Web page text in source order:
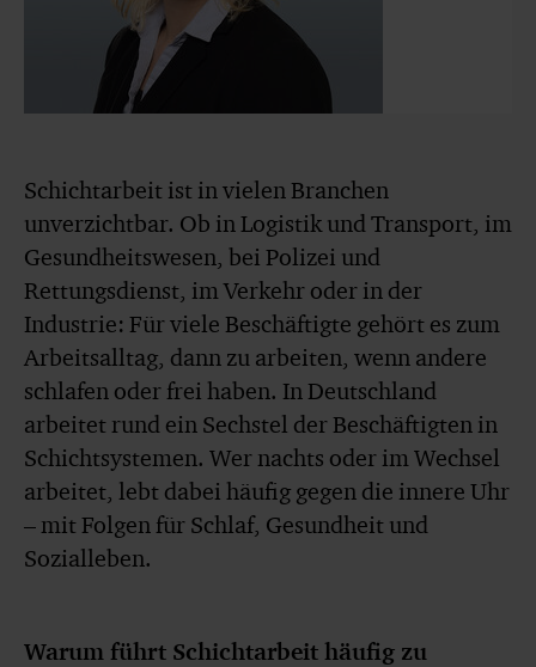
Schichtarbeit ist in vielen Branchen
unverzichtbar. Ob in Logistik und Transport, im
Gesundheitswesen, bei Polizei und
Rettungsdienst, im Verkehr oder in der
Industrie: Für viele Beschäftigte gehört es zum
Arbeitsalltag, dann zu arbeiten, wenn andere
schlafen oder frei haben. In Deutschland
arbeitet rund ein Sechstel der Beschäftigten in
Schichtsystemen. Wer nachts oder im Wechsel
arbeitet, lebt dabei häufig gegen die innere Uhr
– mit Folgen für Schlaf, Gesundheit und
Sozialleben.
Warum führt Schichtarbeit häufig zu